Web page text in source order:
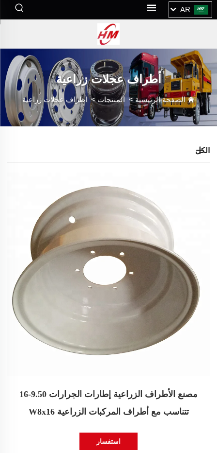
AR
أطراف عجلات زراعية
الصفحة الرئيسية> المنتجات > أطراف عجلات زراعية
الكل
مصنع الأطراف الزراعية إطارات الجرارات 9.50-16
تتناسب مع أطراف المركبات الزراعية W8x16
استفسار